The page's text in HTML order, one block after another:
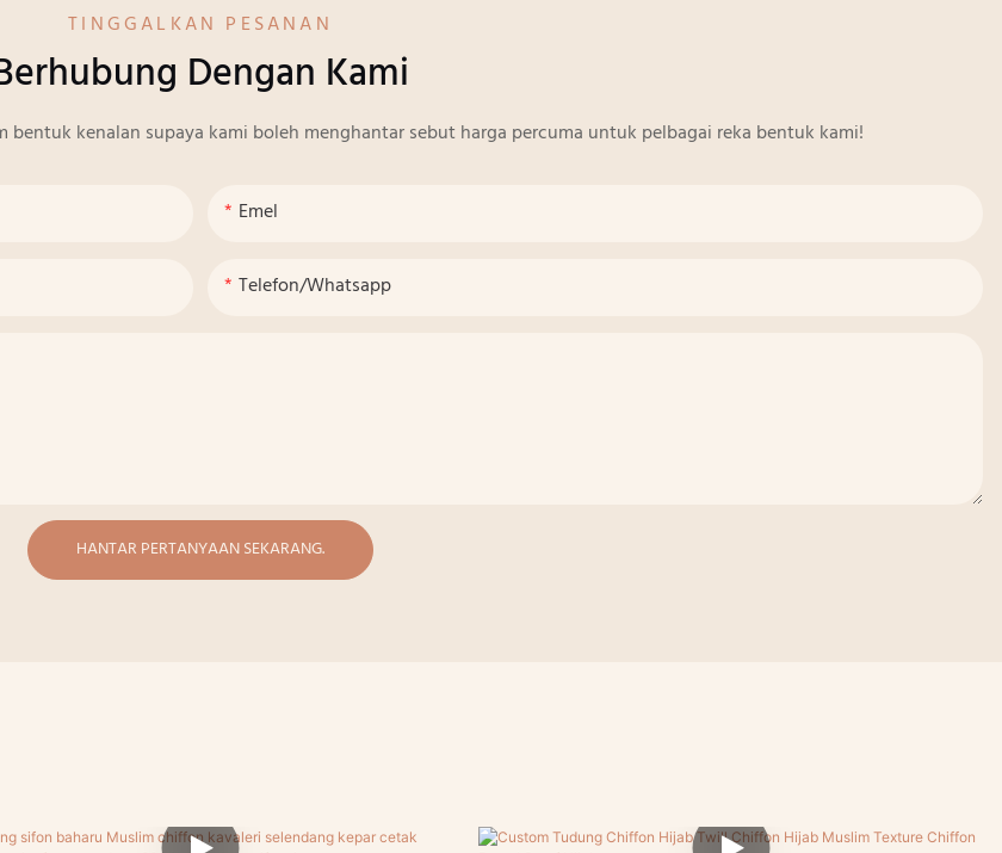
TINGGALKAN PESANAN
Dengan Kami
kenalan supaya kami boleh menghantar sebut harga percuma untuk pelbagai reka bentuk kami!
Emel
Telefon/whatsapp
HANTAR PERTANYAAN SEKARANG.